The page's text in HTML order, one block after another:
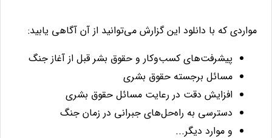
مواردی که با دانلود این گزارش می‌توانید از آن آگاهی یابید:
پیشرفت‌های کسب‌وکار و حقوق بشر قبل از آغاز جنگ
مسائل برجسته حقوق بشری
افزایش دقت در رعایت مسائل حقوق بشری
دسترسی به راه‌حل‌های جبرانی در زمان جنگ
و موارد دیگر...